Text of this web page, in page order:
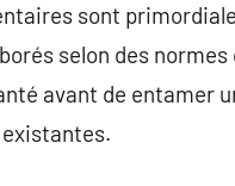
sont
selon des
avant de entamer